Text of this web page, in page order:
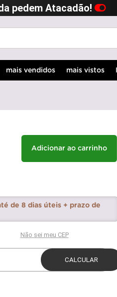
pedem Atacadão!
mais vendidos mais vistos
Adicionar ao carrinho
de 8 dias úteis + prazo de